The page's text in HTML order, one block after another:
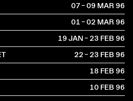
07 – 09 MAR1996
01 – 02 MAR1996
19 JAN – 23 FEB1996
22 – 23 FEB1996
18 FEB1996
10 FEB1996